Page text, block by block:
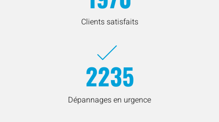
Clients satisfaits
2235
Dépannages en urgence